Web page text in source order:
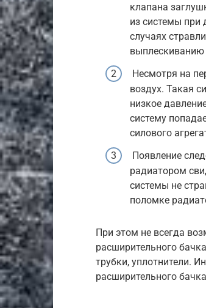
клапана
из системы при
случаях
выплескиванию
Несмотря на
воздух. Такая
низкое
систему
силового
Появление
радиатором
системы не
поломке
При этом не всегда
расширительного
трубки, уплотнители.
расширительного